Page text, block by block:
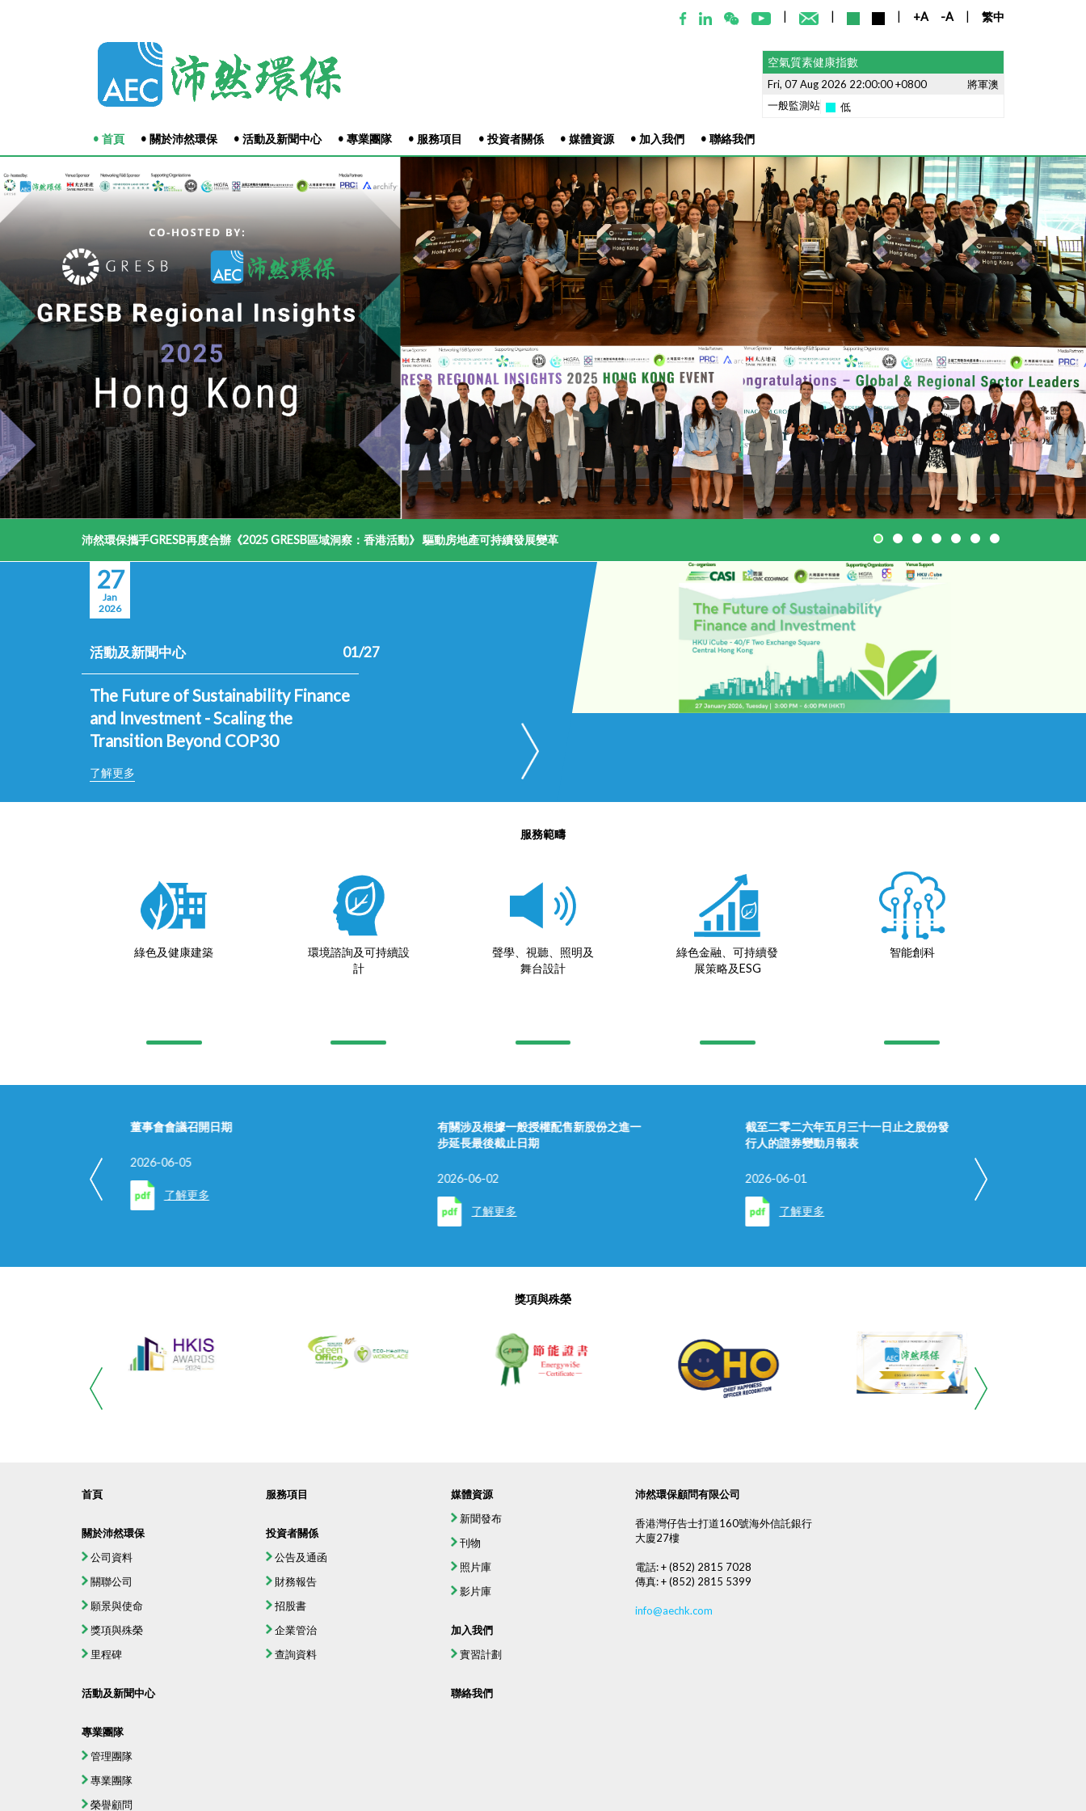
| | | +A -A | 繁中
空氣質素健康指數
Fri, 07 Aug 2026 22:00:00 +0800
將軍澳
一般監測站
低
• 首頁 • 關於沛然環保 • 活動及新聞中心 • 專業團隊 • 服務項目 • 投資者關係 • 媒體資源 • 加入我們 • 聯絡我們
沛然環保攜手GRESB再度合辦《2025 GRESB區域洞察：香港活動》 驅動房地產可持續發展變革
27
Jan
2026
01/27
活動及新聞中心
The Future of Sustainability Finance
and Investment - Scaling the
Transition Beyond COP30
了解更多
服務範疇
綠色及健康建築
環境諮詢及可持續設
計
聲學、視聽、照明及
舞台設計
綠色金融、可持續發
展策略及ESG
智能創科
董事會會議召開日期
2026-06-05
了解更多
有關涉及根據一般授權配售新股份之進一
步延長最後截止日期
2026-06-02
了解更多
截至二零二六年五月三十一日止之股份發
行人的證券變動月報表
2026-06-01
了解更多
獎項與殊榮
首頁
關於沛然環保
公司資料
關聯公司
願景與使命
獎項與殊榮
里程碑
活動及新聞中心
專業團隊
管理團隊
專業團隊
榮譽顧問
服務項目
投資者關係
公告及通函
財務報告
招股書
企業管治
查詢資料
媒體資源
新聞發布
刊物
照片庫
影片庫
加入我們
實習計劃
聯絡我們
沛然環保顧問有限公司
香港灣仔告士打道160號海外信託銀行
大廈27樓
電話: + (852) 2815 7028
傳真: + (852) 2815 5399
info@aechk.com